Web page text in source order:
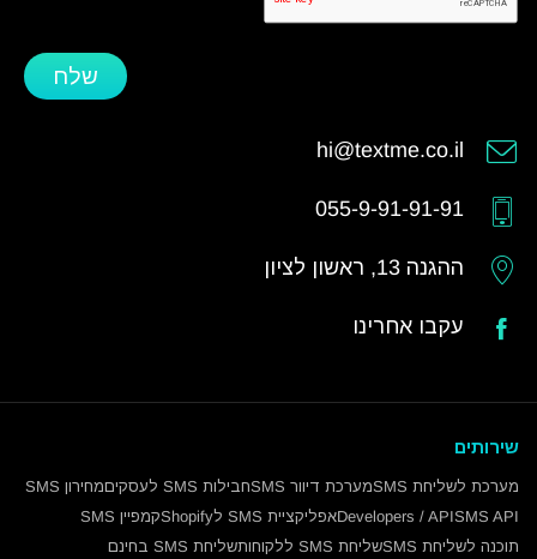
שלח
hi@textme.co.il
055-9-91-91-91
ההגנה 13, ראשון לציון
עקבו אחרינו
שירותים
מערכת לשליחת SMS מערכת דיוור SMS חבילות SMS לעסקים
מחירון SMS
SMS API
Developers / APIאפליקציית SMS לShopify
קמפיין SMS
תוכנה לשליחת SMS
שליחת SMS ללקוחות
שליחת SMS בחינם